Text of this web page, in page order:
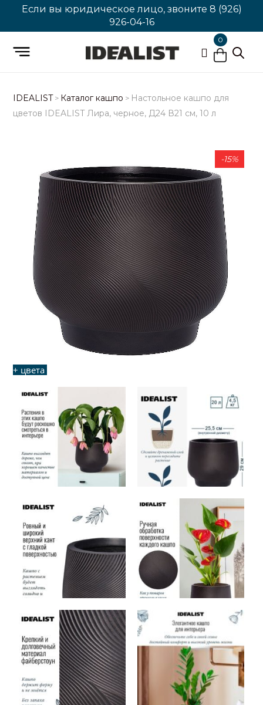
Если вы юридическое лицо, звоните 8 (926)
926-04-16
0
IDEALIST> Каталог кашпо > Настольное кашпо для
цветов IDEALIST Лира, черное, Д24 В21 см, 10 л
+ цвета
-15%